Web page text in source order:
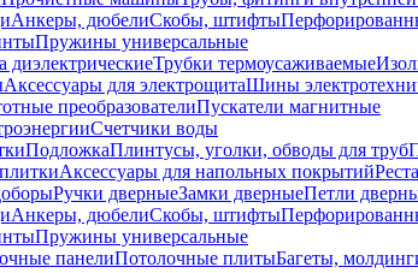
Анкеры, дюбелиСкобы, штифты
Пружины универсальные
диэлектрическиеТрубки термоусаживаемые
Аксессуары для электрощитаШины
преобразователиПускатели магнитные
Счетчики воды
ПодложкаПлинтусы, уголки, обводы для труб
Аксессуары для напольных покрытий
Ручки дверныеЗамки дверныеПетли
Анкеры, дюбелиСкобы, штифты
Пружины универсальные
панелиПотолочные плитыБагеты,